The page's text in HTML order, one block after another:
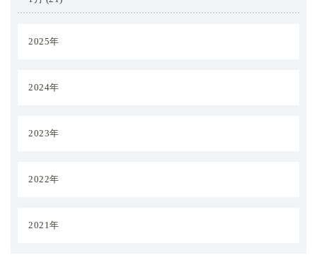
2025年
2024年
2023年
2022年
2021年